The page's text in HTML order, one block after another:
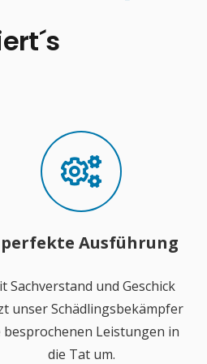
perfekte Ausführung
Sachverstand und Geschick
unser Schädlingsbekämpfer
besprochenen Leistungen in
die Tat um.